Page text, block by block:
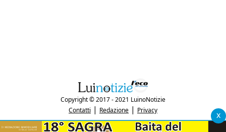
x
Copyright © 2017 - 2021 LuinoNotizie
Contatti | Redazione | Privacy
"Luinonotizie.it è una testata giornalistica iscritta al Registro Stampa del